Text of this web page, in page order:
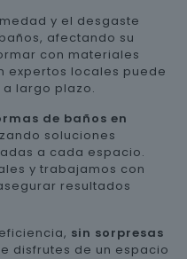
y el desgaste
afectando su
con materiales
expertos locales puede
largo plazo.
de baños en
soluciones
a cada espacio.
y trabajamos con
resultados
sin sorpresas
disfrutes de un espacio